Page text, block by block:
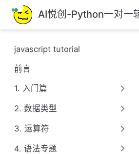
跳
至
主
內
容
AI悦创-Python一对一
javascript tutorial
前言
1. 入门篇
2. 数据类型
3. 运算符
4. 语法专题